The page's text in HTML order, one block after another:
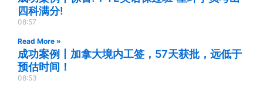
四科满分!
08:57
Read More »
成功案例丨加拿大境内工签，57天获批，远低于
预估时间！
08:53